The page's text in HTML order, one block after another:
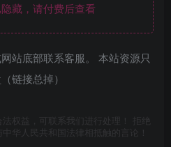
藏，请付费后查看
站底部联系客服。 本站资源只
链接总掉）
权益，可联系我们进行处理！ 拒绝
华人民共和国法律相抵触的言论！